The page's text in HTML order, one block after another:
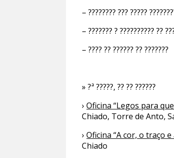
– ???????? ??? ?????
– ??????? ? ?????????? ??
– ???? ?? ?????? ?? ???????
» ?ª ?????, ?? ?? ??????
›Oficina “Legos para
Chiado, Torre de Anto,
›Oficina “A cor, o traço
Chiado